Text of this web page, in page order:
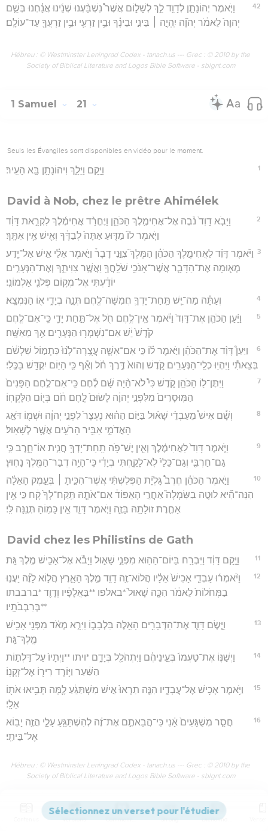
42
וַיֹּ֧אמֶר יְהוֹנָתָ֛ן לְדָוִ֖ד לֵ֣ךְ לְשָׁל֑וֹם אֲשֶׁר֩ נִשְׁבַּ֨עְנוּ שְׁנֵ֜ינוּ אֲנַ֗חְנוּ בְּשֵׁ֤ם
יְהוָה֙ לֵאמֹ֔ר יְהוָ֞ה יִֽהְיֶ֣ה ׀ בֵּינִ֣י וּבֵינֶ֗ךָ וּבֵ֥ין זַרְעִ֛י וּבֵ֥ין זַרְעֲךָ֖ עַד־עוֹלָֽם׃
Hébreu : © Westminster Leningrad Codex - tanach.us --- Grec : © 2010 by the
Society of Biblical Literature and Logos Bible Software - sblgnt.com
1 Samuel 21
Seuls les Évangiles sont disponibles en vidéo pour le moment.
1 וַיָּ֖קָם וַיֵּלַ֑ךְ וִיהוֹנָתָ֖ן בָּ֥א הָעִֽיר׃
David à Nob, chez le prêtre Ahimélek
2
וַיָּבֹ֤א דָוִד֙ נֹ֔בֶה אֶל־אֲחִימֶ֖לֶךְ הַכֹּהֵ֑ן וַיֶּחֱרַ֨ד אֲחִימֶ֜לֶךְ לִקְרַ֣את דָּוִ֗ד
וַיֹּ֤אמֶר לוֹ֙ מַדּ֤וּעַ אַתָּה֙ לְבַדֶּ֔ךָ וְאִ֖ישׁ אֵ֥ין אִתָּֽךְ׃
3 וַיֹּ֨אמֶר דָּוִ֜ד לַאֲחִימֶ֣לֶךְ הַכֹּהֵ֗ן הַמֶּלֶךְ֮ צִוַּ֣נִי דָבָר֒ וַיֹּ֣אמֶר אֵלַ֗י אִ֣ישׁ אַל־יֵ֧דַע
מְא֛וּמָה אֶת־הַדָּבָ֛ר אֲשֶׁר־אָנֹכִ֥י שֹׁלֵֽחֲךָ֖ וַאֲשֶׁ֣ר צִוִּיתִ֑ךָ וְאֶת־הַנְּעָרִ֣ים
יוֹדַ֔עְתִּי אֶל־מְק֥וֹם פְּלֹנִ֖י אַלְמוֹנִֽי׃
4 וְעַתָּ֗ה מַה־יֵּ֧שׁ תַּֽחַת־יָדְךָ֛ חֲמִשָּׁה־לֶ֖חֶם תְּנָ֣ה בְיָדִ֑י א֖וֹ הַנִּמְצָֽא׃
5
וַיַּ֨עַן הַכֹּהֵ֤ן אֶת־דָּוִד֙ וַיֹּ֔אמֶר אֵֽין־לֶ֥חֶם חֹ֖ל אֶל־תַּ֣חַת יָדִ֑י כִּֽי־אִם־לֶ֤חֶם
קֹ֙דֶשׁ֙ יֵ֔שׁ אִם־נִשְׁמְר֥וּ הַנְּעָרִ֖ים אַ֥ךְ מֵאִשָּֽׁה׃
6
וַיַּעַן֩ דָּוִ֨ד אֶת־הַכֹּהֵ֜ן וַיֹּ֣אמֶר ל֗וֹ כִּ֣י אִם־אִשָּׁ֤ה עֲצֻֽרָה־לָ֙נוּ֙ כִּתְמ֣וֹל שִׁלְשֹׁ֔ם
בְּצֵאתִ֕י וַיִּהְי֥וּ כְלֵֽי־הַנְּעָרִ֖ים קֹ֑דֶשׁ וְהוּא֙ דֶּ֣רֶךְ חֹ֔ל וְאַ֕ף כִּ֥י הַיּ֖וֹם יִקְדַּ֥שׁ בַּכֶּֽלִי׃
7
וַיִּתֶּן־ל֥וֹ הַכֹּהֵ֖ן קֹ֑דֶשׁ כִּי֩ לֹא־הָ֨יָה שָׁ֜ם לֶ֗חֶם כִּֽי־אִם־לֶ֤חֶם הַפָּנִים֙
הַמּֽוּסָרִים֙ מִלִּפְנֵ֣י יְהוָ֔ה לָשׂוּם֙ לֶ֣חֶם חֹ֔ם בְּי֖וֹם הִלָּקְחֽוֹ׃
8
וְשָׁ֡ם אִישׁ֩ מֵעַבְדֵ֨י שָׁא֜וּל בַּיּ֣וֹם הַה֗וּא נֶעְצָר֙ לִפְנֵ֣י יְהוָ֔ה וּשְׁמ֖וֹ דֹּאֵ֣ג
הָאֲדֹמִ֑י אַבִּ֥יר הָרֹעִ֖ים אֲשֶׁ֥ר לְשָׁאֽוּל׃
9
וַיֹּ֤אמֶר דָּוִד֙ לַאֲחִימֶ֔לֶךְ וְאִ֛ין יֶשׁ־פֹּ֥ה תַֽחַת־יָדְךָ֖ חֲנִ֣ית אוֹ־חָ֑רֶב כִּ֣י
גַם־חַרְבִּ֤י וְגַם־כֵּלַי֙ לֹֽא־לָקַ֣חְתִּי בְיָדִ֔י כִּֽי־הָיָ֥ה דְבַר־הַמֶּ֖לֶךְ נָחֽוּץ׃
10
וַיֹּ֣אמֶר הַכֹּהֵ֗ן חֶרֶב֩ גָּלְיָ֨ת הַפְּלִשְׁתִּ֜י אֲשֶׁר־הִכִּ֣יתָ ׀ בְּעֵ֣מֶק הָאֵלָ֗ה
הִנֵּה־הִ֞יא לוּטָ֣ה בַשִּׂמְלָה֮ אַחֲרֵ֣י הָאֵפוֹד֒ אִם־אֹתָ֤הּ תִּֽקַּח־לְךָ֙ קָ֔ח כִּ֣י אֵ֥ין
אַחֶ֛רֶת זוּלָתָ֖הּ בָּזֶ֑ה וַיֹּ֧אמֶר דָּוִ֛ד אֵ֥ין כָּמ֖וֹהָ תְּנֶ֥נָּה לִּֽי׃
David chez les Philistins de Gath
11 וַיָּ֣קָם דָּוִ֔ד וַיִּבְרַ֥ח בַּיּוֹם־הַה֖וּא מִפְּנֵ֣י שָׁא֑וּל וַיָּבֹ֕א אֶל־אָכִ֖ישׁ מֶ֥לֶךְ גַּֽת׃
12
וַיֹּ֨אמְר֜וּ עַבְדֵ֤י אָכִישׁ֙ אֵלָ֔יו הֲלוֹא־זֶ֥ה דָוִ֖ד מֶ֣לֶךְ הָאָ֑רֶץ הֲל֣וֹא לָזֶ֗ה יַעֲנ֤וּ
בַמְּחֹלוֹת֙ לֵאמֹ֔ר הִכָּ֤ה שָׁאוּל֙ *באלפו **בַּאֲלָפָ֔יו וְדָוִ֖ד *ברבבתו
**בְּרִבְבֹתָֽיו׃
13
וַיָּ֧שֶׂם דָּוִ֛ד אֶת־הַדְּבָרִ֥ים הָאֵ֖לֶּה בִּלְבָב֑וֹ וַיִּרָ֣א מְאֹ֔ד מִפְּנֵ֖י אָכִ֥ישׁ
מֶֽלֶךְ־גַּֽת׃
14
וַיְשַׁנּ֤וֹ אֶת־טַעְמוֹ֙ בְּעֵ֣ינֵיהֶ֔ם וַיִּתְהֹלֵ֖ל בְּיָדָ֑ם *ויתו **וַיְתָיו֙ עַל־דַּלְת֣וֹת
הַשַּׁ֔עַר וַיּ֥וֹרֶד רִיר֖וֹ אֶל־זְקָנֽוֹ׃
15
וַיֹּ֥אמֶר אָכִ֖ישׁ אֶל־עֲבָדָ֑יו הִנֵּ֤ה תִרְאוּ֙ אִ֣ישׁ מִשְׁתַּגֵּ֔עַ לָ֛מָּה תָּבִ֥יאוּ אֹת֖וֹ
אֵלָֽי׃
16
חֲסַ֤ר מְשֻׁגָּעִים֙ אָ֔נִי כִּי־הֲבֵאתֶ֣ם אֶת־זֶ֔ה לְהִשְׁתַּגֵּ֖עַ עָלָ֑י הֲזֶ֖ה יָב֥וֹא
אֶל־בֵּיתִֽי׃
Hébreu : © Westminster Leningrad Codex - tanach.us --- Grec : © 2010 by the
Society of Biblical Literature and Logos Bible Software - sblgnt.com
1 Samuel 22
Versions Commentaires Strong